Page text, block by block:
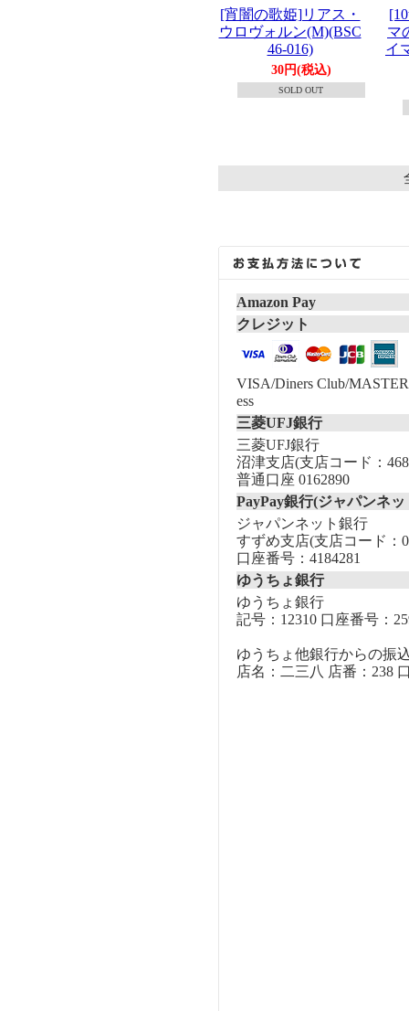
[宵闇の歌姫]リアス・
ウロヴォルン(M)(BSC
46-016)
30円(税込)
SOLD OUT
マ
イ
Amazon Pay
クレジット
VISA/Diners Club/
ess
三菱UFJ銀行
三菱UFJ銀行
沼津支店(支店コード：
普通口座 0162890
PayPay銀行(ジャパンネ
ジャパンネット銀行
すずめ支店(支店コード：
口座番号：4184281
ゆうちょ銀行
ゆうちょ銀行
記号：12310 口座番号：
ゆうちょ他銀行からの振
店名：二三八 店番：238